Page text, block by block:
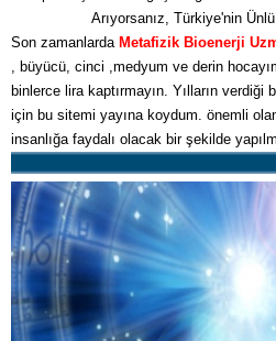
Arıyorsanız, Türkiye'nin
Son zamanlarda Metafizik Bioenerji
, büyücü, cinci ,medyum ve derin
binlerce lira kaptırmayın. Yılların
için bu sitemi yayına koydum. önemli
insanlığa faydalı olacak bir şekilde